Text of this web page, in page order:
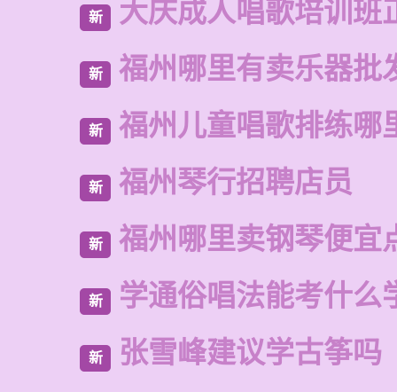
新 大庆成人唱歌培训班
新 福州哪里有卖乐器批
新 福州儿童唱歌排练哪
新 福州琴行招聘店员
新 福州哪里卖钢琴便宜
新 学通俗唱法能考什么
新 张雪峰建议学古筝吗